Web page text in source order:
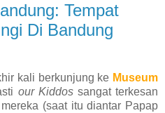
Tempat
Di Bandung
kali berkunjung ke Museum
our Kiddossangat terkesan
(saat itu diantar Papap